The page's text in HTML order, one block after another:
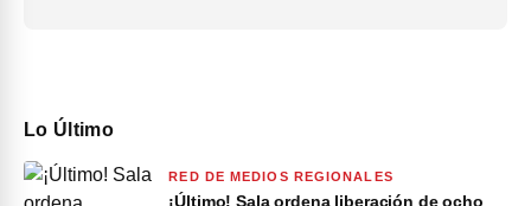
Lo Último
RED DE MEDIOS REGIONALES
¡Último! Sala ordena liberación de ocho